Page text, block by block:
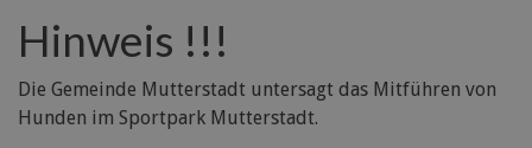
Hinweis !!!
Die Gemeinde Mutterstadt untersagt das Mitführen von
Hunden im Sportpark Mutterstadt.